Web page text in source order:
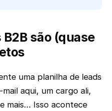
são (quase
uma planilha de leads
aqui, um cargo ali,
mais… Isso acontece